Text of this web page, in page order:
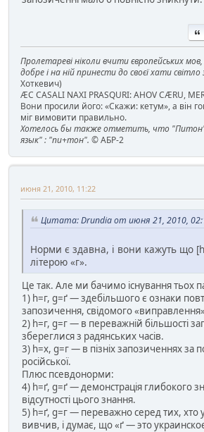
Пролетареві ніколи вчити європейських
добре і на ній принести до своєї хати світло
Хоткевич)
ÆC CASALI NAXI PRASQURI: AHOV CÆRU,
Вони просили його: «Скажи: кетум», а він
міг вимовити правильно.
Хотелось бы также отметить, что
язык" : "пи+тон". © АБР-2
июня 21, 2010, 11:22
Цитата: Drundia от июня 21, 2010,
Норми є здавна, і вони кажуть що
літерою «г».
Це так. Але ми бачимо існування тьох
1) h=г, g=ґ — здебільшого є ознаки
запозичення, свідомого
2) h=г, g=г — в переважній більшості
збереглися з радянських часів.
3) h=х, g=г — в пізніх запозиченнях за
російської.
Плюс псевдонорми:
4) h=ґ, g=ґ — демонстрація глибокого
відсутності цього знання.
5) h=ґ, g=г — переважно серед тих, хто
вивчив, і думає, що «ґ — это